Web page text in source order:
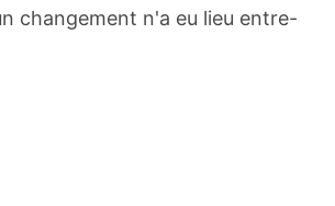
changement n'a eu lieu entre-